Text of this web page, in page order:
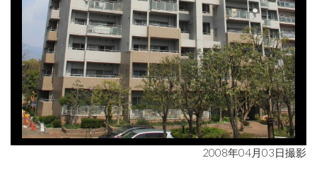
2008年04月03日撮影